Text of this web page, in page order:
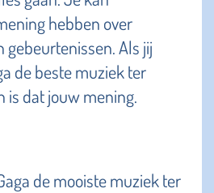
hebben over
gebeurtenissen. Als jij
de beste muziek ter
is dat jouw mening.
de mooiste muziek ter